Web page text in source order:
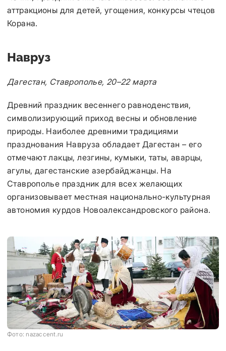
аттракционы для детей, угощения, конкурсы чтецов
Корана.
Навруз
Дагестан, Ставрополье, 20–22 марта
Древний праздник весеннего равноденствия,
символизирующий приход весны и обновление
природы. Наиболее древними традициями
празднования Навруза обладает Дагестан – его
отмечают лакцы, лезгины, кумыки, таты, аварцы,
агулы, дагестанские азербайджанцы. На
Ставрополье праздник для всех желающих
организовывает местная национально-культурная
автономия курдов Новоалександровского района.
Фото: nazaccent.ru